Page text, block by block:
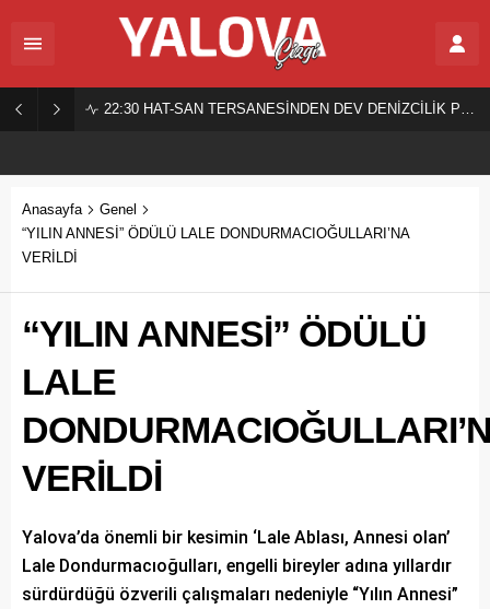
22:30 HAT-SAN TERSANESİNDEN DEV DENİZCİLİK PROJESİ!
Anasayfa
Genel
“YILIN ANNESİ” ÖDÜLÜ LALE DONDURMACIOĞULLARI’NA
VERİLDİ
“YILIN ANNESİ” ÖDÜLÜ
LALE
VERİLDİ
Yalova’da önemli bir kesimin ‘Lale Ablası, Annesi olan’
Lale Dondurmacıoğulları, engelli bireyler adına yıllardır
sürdürdüğü özverili çalışmaları nedeniyle “Yılın Annesi”